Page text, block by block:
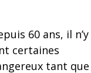
60 ans, il n’y
certaines
tant que